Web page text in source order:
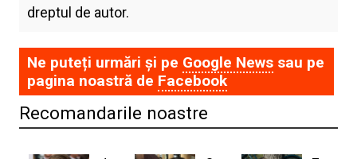
dreptul de autor.
Ne puteți urmări și pe Google Newssau pe
pagina noastră de Facebook
Recomandarile noastre